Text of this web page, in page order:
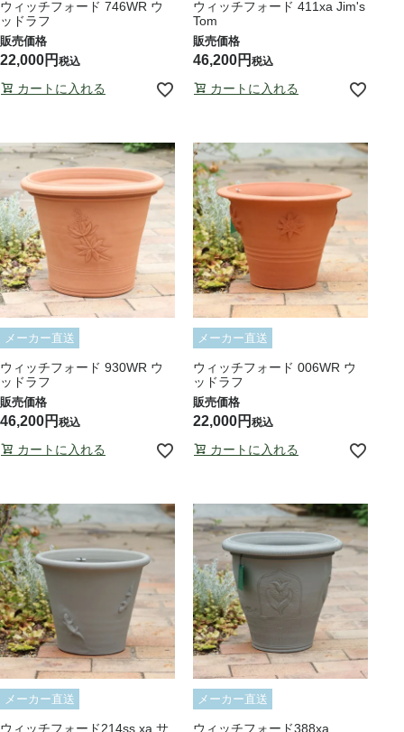
ウィッチフォード 746WR ウ
ッドラフ
22,000 税込
カートに入れる
ウィッチフォード 411xa Jim's
Tom
46,200 税込
カートに入れる
メーカー直送
ウィッチフォード 930WR ウ
ッドラフ
46,200 税込
カートに入れる
メーカー直送
ウィッチフォード 006WR ウ
ッドラフ
22,000 税込
カートに入れる
メーカー直送
ウィッチフォード214ss xa サ
メーカー直送
ウィッチフォード388xa